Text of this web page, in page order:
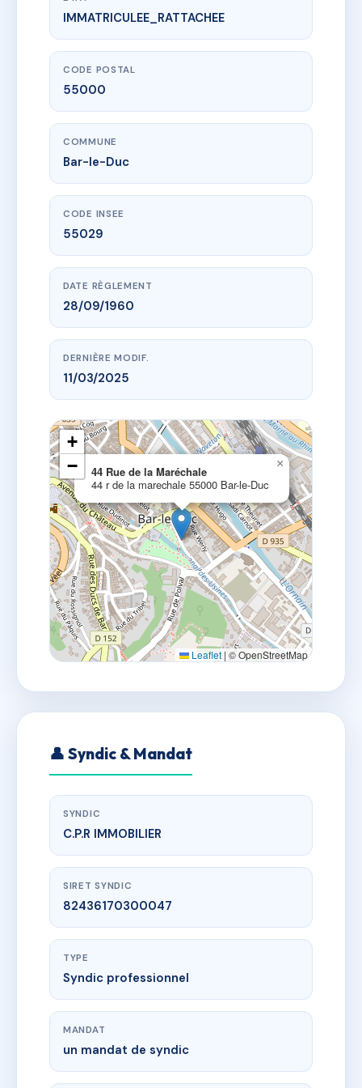
www.vme.plus/AC6440473
44 Rue de la Maréchale
44 r de la marechale
IMMATRICULEE_RATTACHEE
CODE POSTAL
55000
COMMUNE
Bar-le-Duc
CODE INSEE
55029
DATE RÈGLEMENT
28/09/1960
DERNIÈRE MODIF.
11/03/2025
44 Rue de la Maréchale
44 r de la marechale 55000 Bar-le-Duc
×
+
−
Leaflet | © OpenStreetMap
👤 Syndic & Mandat
SYNDIC
C.P.R IMMOBILIER
SIRET SYNDIC
82436170300047
TYPE
Syndic professionnel
MANDAT
un mandat de syndic